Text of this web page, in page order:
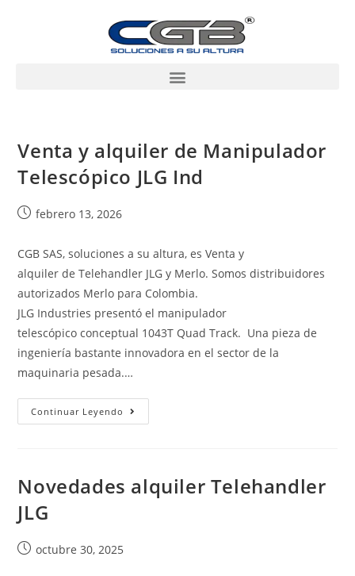
Venta y alquiler de Manipulador
Telescópico JLG Ind
febrero 13, 2026
CGB SAS, soluciones a su altura, es Venta y
alquiler de Telehandler JLG y Merlo. Somos distribuidores
autorizados Merlo para Colombia.
JLG Industries presentó el manipulador
telescópico conceptual 1043T Quad Track. Una pieza de
ingeniería bastante innovadora en el sector de la
maquinaria pesada.…
Continuar Leyendo
Novedades alquiler Telehandler
JLG
octubre 30, 2025